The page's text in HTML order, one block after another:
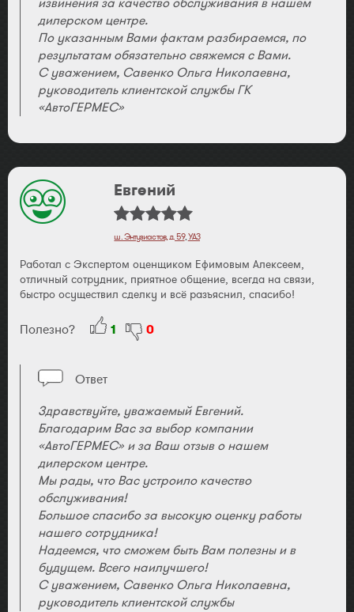
Совесть потеряли!!!
дилерском центре.
По указанным Вами фактам разбираемся, по
результатам обязательно свяжемся с Вами.
С уважением, Савенко Ольга Николаевна,
руководитель клиентской службы ГК
«АвтоГЕРМЕС»
Евгений
ш. Энтузиастов, д. 59,УАЗ
Работал с Экспертом оценщиком Ефимовым Алексеем,
отличный сотрудник, приятное общение, всегда на связи,
быстро осуществил сделку и всё разъяснил, спасибо!
Полезно? 1 0
Ответ
Здравствуйте, уважаемый Евгений.
Благодарим Вас за выбор компании
«АвтоГЕРМЕС» и за Ваш отзыв о нашем
дилерском центре.
Мы рады, что Вас устроило качество
обслуживания!
Большое спасибо за высокую оценку работы
нашего сотрудника!
Надеемся, что сможем быть Вам полезны и в
будущем. Всего наилучшего!
С уважением, Савенко Ольга Николаевна,
руководитель клиентской службы